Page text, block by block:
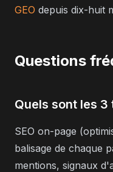
GEO depuis dix-huit
Questions
Quels sont les 3
SEO on-page
balisage de chaque
mentions, signaux